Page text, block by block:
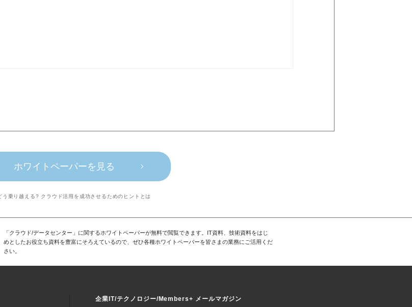
ホワイトペーパーを見る
う乗り越える? クラウド活用を成功させるためのヒントとは
「クラウド/データセンター」に関するホワイトペーパーが無料で閲覧できます。IT資料、技術資料をはじ
めとしたお役立ち資料を豊富にそろえているので、ぜひ各種ホワイトペーパーを皆さまの業務にご活用くだ
さい。
企業IT/テクノロジー/Members+ メールマガジン